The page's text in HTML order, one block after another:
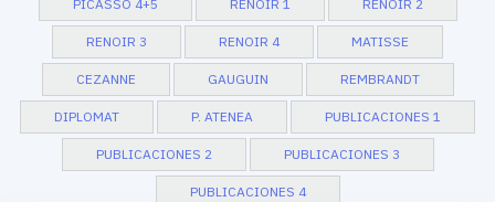
PICASSO 4+5 RENOIR 1 RENOIR 2
RENOIR 3 RENOIR 4 MATISSE
CEZANNE GAUGUIN REMBRANDT
DIPLOMAT P. ATENEA PUBLICACIONES 1
PUBLICACIONES 2 PUBLICACIONES 3
PUBLICACIONES 4